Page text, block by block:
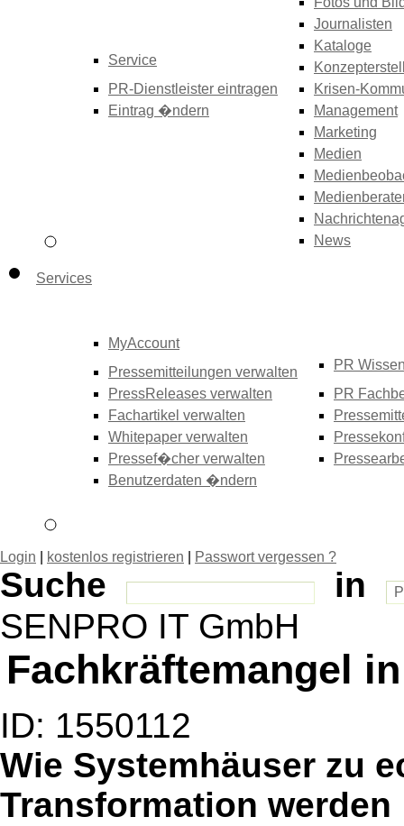
Service
PR-Dienstleister eintragen
Eintrag �ndern
Journalisten
Kataloge
Krisen-
Management
Marketing
Medien
News
Services
MyAccount
Pressemitteilungen verwalten
PressReleases verwalten
Fachartikel verwalten
Whitepaper verwalten
Pressef�cher verwalten
Benutzerdaten �ndern
PR
PR
Login kostenlos registrieren Passwort vergessen ?
Suche
in
SENPRO IT GmbH
Fachkräftemangel
ID: 1550112
Wie Systemhäuser zu
Transformation werden